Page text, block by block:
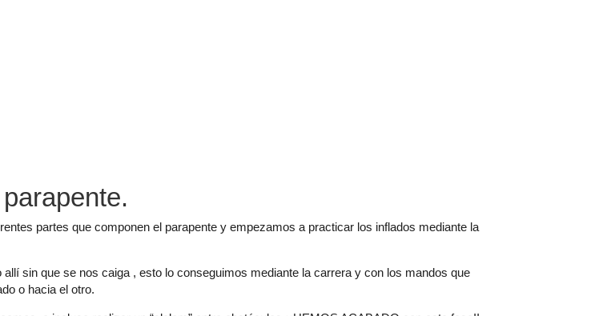
partes que componen el parapente y empezamos a practicar los inflados mediante la
sin que se nos caiga , esto lo conseguimos mediante la carrera y con los mandos que
o hacia el otro.